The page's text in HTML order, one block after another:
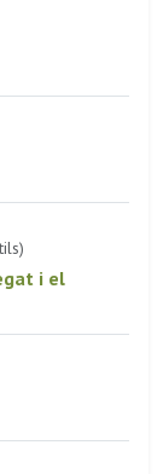
i el